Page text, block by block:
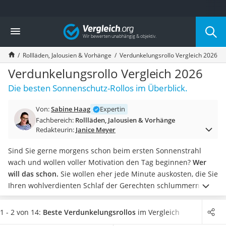
Die beliebtesten Vergleiche nach Kategorie
Wohnen
Matratzen-Topper
Matratzen
Konferenzlautsprecher
Tageslichtlampe
Badlüfter
Bürohocker
Außenleuchte mit Kamera
Akku-Tischlampe
Konferenzmikrofon
Klappmatratze
Duschkopf mit Kalkfilter
Aktenvernichter Sicherheitsstufe 4
Bettgitter
Vergleich
Rollläden, Jalousien & Vorhänge Verdunkelungsrollo Vergleich 2026
Verdunkelungsrollo Vergleich 2026
Die besten Sonnenschutz-Rollos im Überblick.
Von:Sabine Haag
Expertin
Fachbereich: Rollläden, Jalousien & Vorhänge
Redakteurin: Janice Meyer
Sind Sie gerne morgens schon beim ersten Sonnenstrahl
wach und wollen voller Motivation den Tag beginnen? Wer
will das schon. Sie wollen eher jede Minute auskosten, die Sie
Ihren wohlverdienten Schlaf der Gerechten schlummern
können.Ein Verdunklungsrollo hilft Ihnen dabei wie Graf
Dracula die Sonne auszusperren. Achten Sie beim Kauf auf
1 - 2 von 14: Beste Verdunkelungsrollos im Vergleich